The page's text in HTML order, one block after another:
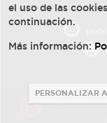
el uso de las
continuación.
Más información:
PERSONALIZAR